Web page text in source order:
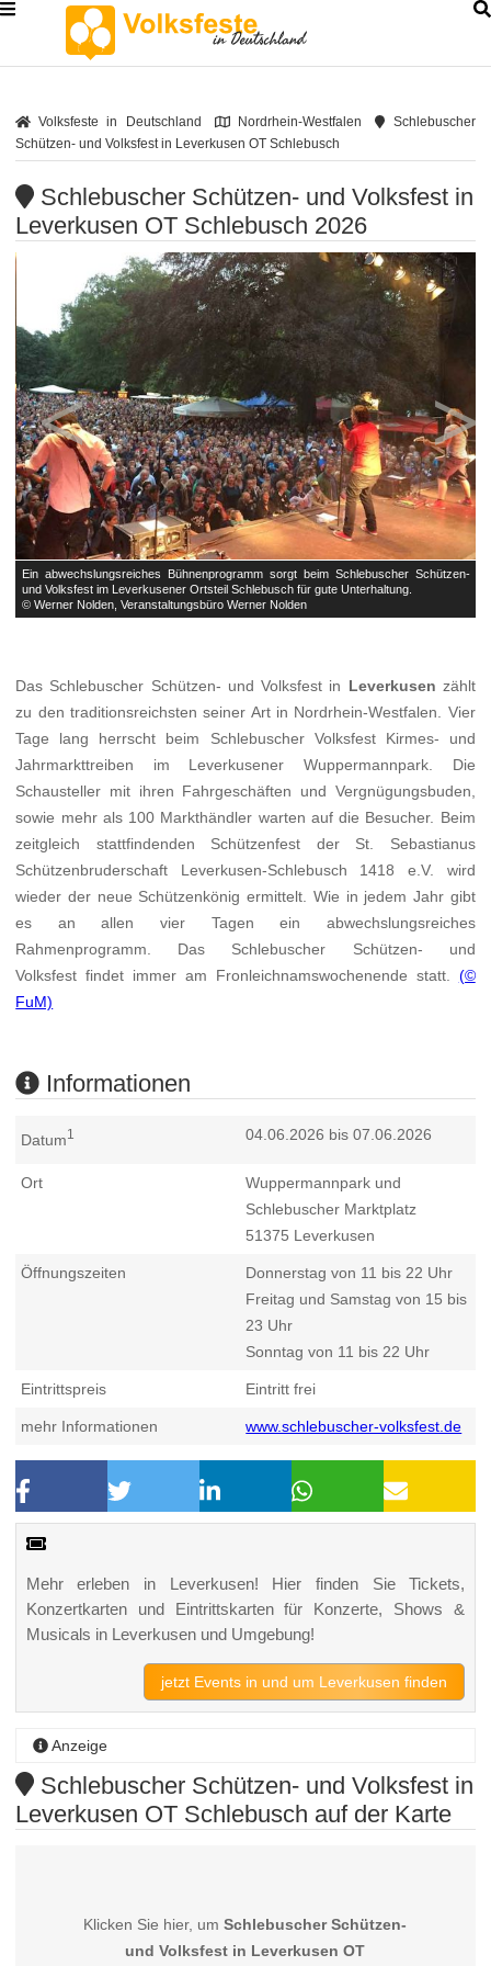
Volksfeste in Deutschland Nordrhein-Westfalen
Schlebuscher
Schützen- und Volksfest in Leverkusen OT Schlebusch
Schlebuscher Schützen- und Volksfest in
Leverkusen OT Schlebusch 2026
Ein abwechslungsreiches Bühnenprogramm sorgt beim Schlebuscher Schützen-
und Volksfest im Leverkusener Ortsteil Schlebusch für gute Unterhaltung.
© Werner Nolden, Veranstaltungsbüro Werner Nolden
< >
Das Schlebuscher Schützen- und Volksfest in Leverkusen zählt
zu den traditionsreichsten seiner Art in Nordrhein-Westfalen. Vier
Tage lang herrscht beim Schlebuscher Volksfest Kirmes- und
Jahrmarkttreiben im Leverkusener Wuppermannpark. Die
Schausteller mit ihren Fahrgeschäften und Vergnügungsbuden,
sowie mehr als 100 Markthändler warten auf die Besucher. Beim
zeitgleich stattfindenden Schützenfest der St. Sebastianus
Schützenbruderschaft Leverkusen-Schlebusch 1418 e.V. wird
wieder der neue Schützenkönig ermittelt. Wie in jedem Jahr gibt
es an allen vier Tagen ein abwechslungsreiches
Rahmenprogramm. Das Schlebuscher Schützen- und
Volksfest findet immer am Fronleichnamswochenende statt. (©
FuM)
Informationen
Datum1 04.06.2026 bis 07.06.2026
Ort
Wuppermannpark und
Schlebuscher Marktplatz
51375 Leverkusen
Öffnungszeiten
Donnerstag von 11 bis 22 Uhr
Freitag und Samstag von 15 bis
23 Uhr
Sonntag von 11 bis 22 Uhr
Eintrittspreis Eintritt frei
mehr Informationen www.schlebuscher-volksfest.de
Mehr erleben in Leverkusen! Hier finden Sie Tickets,
Konzertkarten und Eintrittskarten für Konzerte, Shows &
Musicals in Leverkusen und Umgebung!
jetzt Events in und um Leverkusen finden
Anzeige
Schlebuscher Schützen- und Volksfest in
Leverkusen OT Schlebusch auf der Karte
Klicken Sie hier, umSchlebuscher Schützen-
und Volksfest in Leverkusen OT